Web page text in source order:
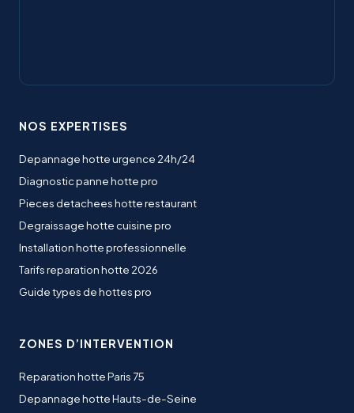
NOS EXPERTISES
Depannage hotte urgence 24h/24
Diagnostic panne hotte pro
Pieces detachees hotte restaurant
Degraissage hotte cuisine pro
Installation hotte professionnelle
Tarifs reparation hotte 2026
Guide types de hottes pro
ZONES D’INTERVENTION
Reparation hotte Paris 75
Depannage hotte Hauts-de-Seine